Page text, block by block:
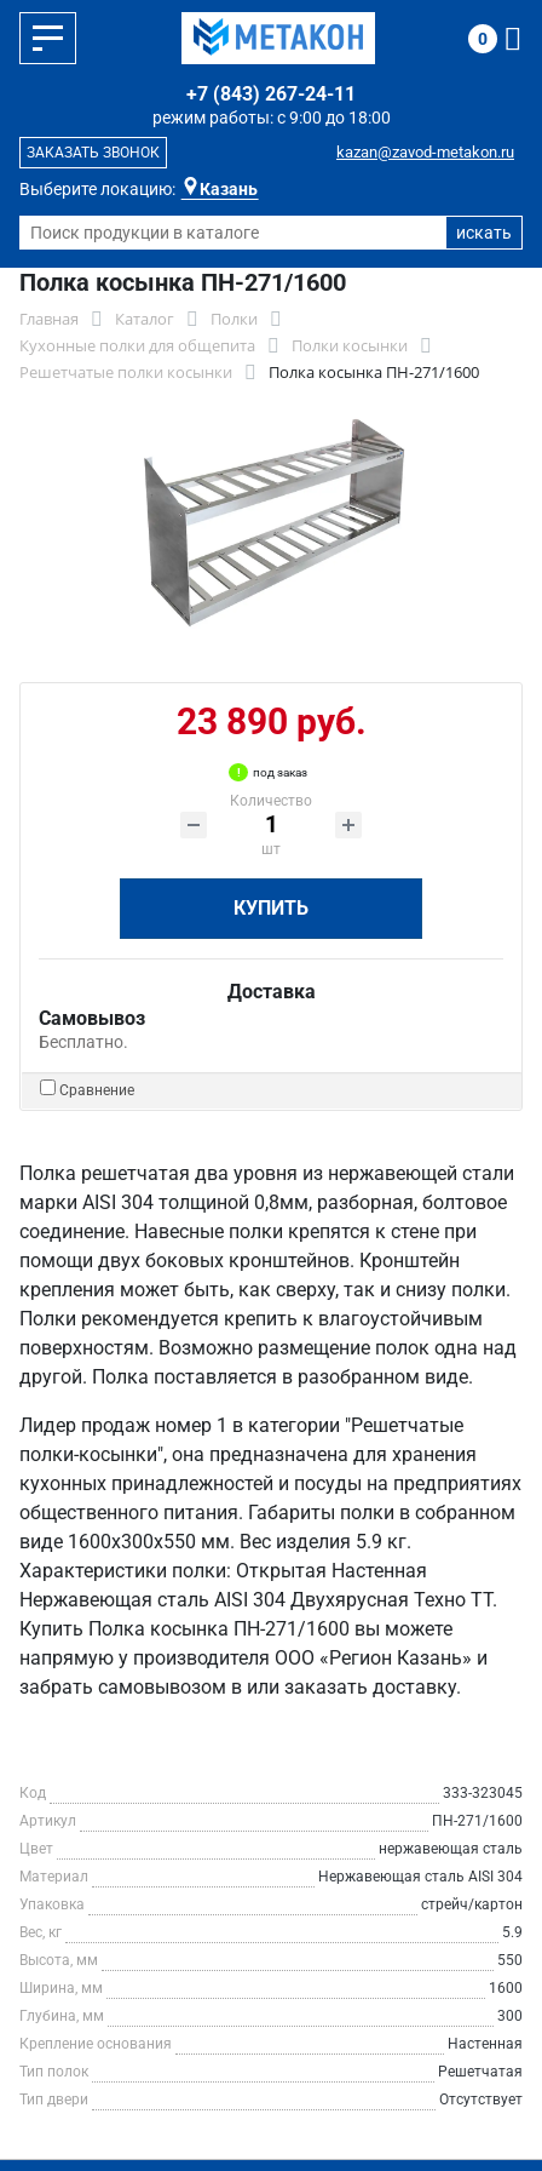
Выберите локацию: Казань
режим работы: с 9:00 до 18:00
+7 (843) 267-24-11
kazan@zavod-metakon.ru
ЗАКАЗАТЬ ЗВОНОК
0
Полка косынка ПН-271/1600
Главная Каталог
Полки
Кухонные полки для общепита
Полки косынки
Решетчатые полки косынки
Полка косынка ПН-271/1600
23 890 руб.
под заказ
Количество
шт
КУПИТЬ
Доставка
Самовывоз
Бесплатно.
Сравнение
Полка решетчатая два уровня из нержавеющей стали
марки AISI 304 толщиной 0,8мм, разборная, болтовое
соединение. Навесные полки крепятся к стене при
помощи двух боковых кронштейнов. Кронштейн
крепления может быть, как сверху, так и снизу полки.
Полки рекомендуется крепить к влагоустойчивым
поверхностям. Возможно размещение полок одна над
другой. Полка поставляется в разобранном виде.
Лидер продаж номер 1 в категории "Решетчатые
полки-косынки", она предназначена для хранения
кухонных принадлежностей и посуды на предприятиях
общественного питания. Габариты полки в собранном
виде 1600х300х550 мм. Вес изделия 5.9 кг.
Характеристики полки: Открытая Настенная
Нержавеющая сталь AISI 304 Двухярусная Техно ТТ.
Купить Полка косынка ПН-271/1600 вы можете
напрямую у производителя ООО «Регион Казань» и
забрать самовывозом в или заказать доставку.
Код
333-323045
Артикул
ПН-271/1600
Цвет
нержавеющая сталь
Материал
Нержавеющая сталь AISI 304
Упаковка
стрейч/картон
Вес, кг
5.9
Высота, мм
550
Ширина, мм
1600
Глубина, мм
300
Крепление основания
Настенная
Тип полок
Решетчатая
Тип двери
Отсутствует